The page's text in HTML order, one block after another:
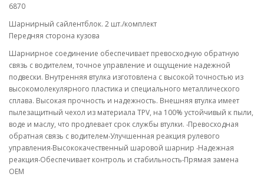
6870
Шарнирный сайлентблок. 2 шт./комплект
Передняя сторона кузова
Шарнирное соединение обеспечивает превосходную обратную
связь с водителем, точное управление и ощущение надежной
подвески. Внутренняя втулка изготовлена с высокой точностью из
высокомолекулярного пластика и специального металлического
сплава. Высокая прочность и надежность. Внешняя втулка имеет
пылезащитный чехол из материала TPV, на 100% устойчивый к пыли,
воде и маслу, что продлевает срок службы втулки. ‧Превосходная
обратная связь с водителем‧Улучшенная реакция рулевого
управления‧Высококачественный шаровой шарнир ‧Надежная
реакция‧Обеспечивает контроль и стабильность‧Прямая замена
OEM